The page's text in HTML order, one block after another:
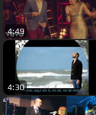
4:49
4:30